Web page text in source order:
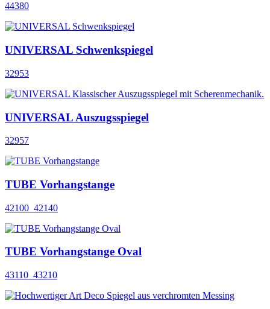
44380
UNIVERSAL Schwenkspiegel
32953
UNIVERSAL Auszugsspiegel
32957
TUBE Vorhangstange
42100_42140
TUBE Vorhangstange Oval
43110_43210